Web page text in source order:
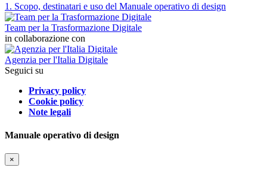
1. Scopo, destinatari e uso del Manuale operativo di design
Team per la Trasformazione Digitale
in collaborazione con
Agenzia per l'Italia Digitale
Seguici su
Privacy policy
Cookie policy
Note legali
Manuale operativo di design
×